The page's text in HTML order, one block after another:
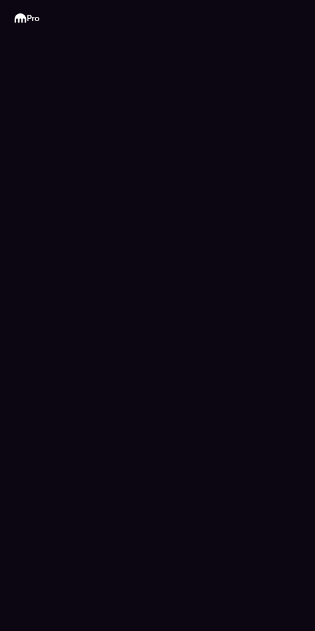
Kraken
Pro